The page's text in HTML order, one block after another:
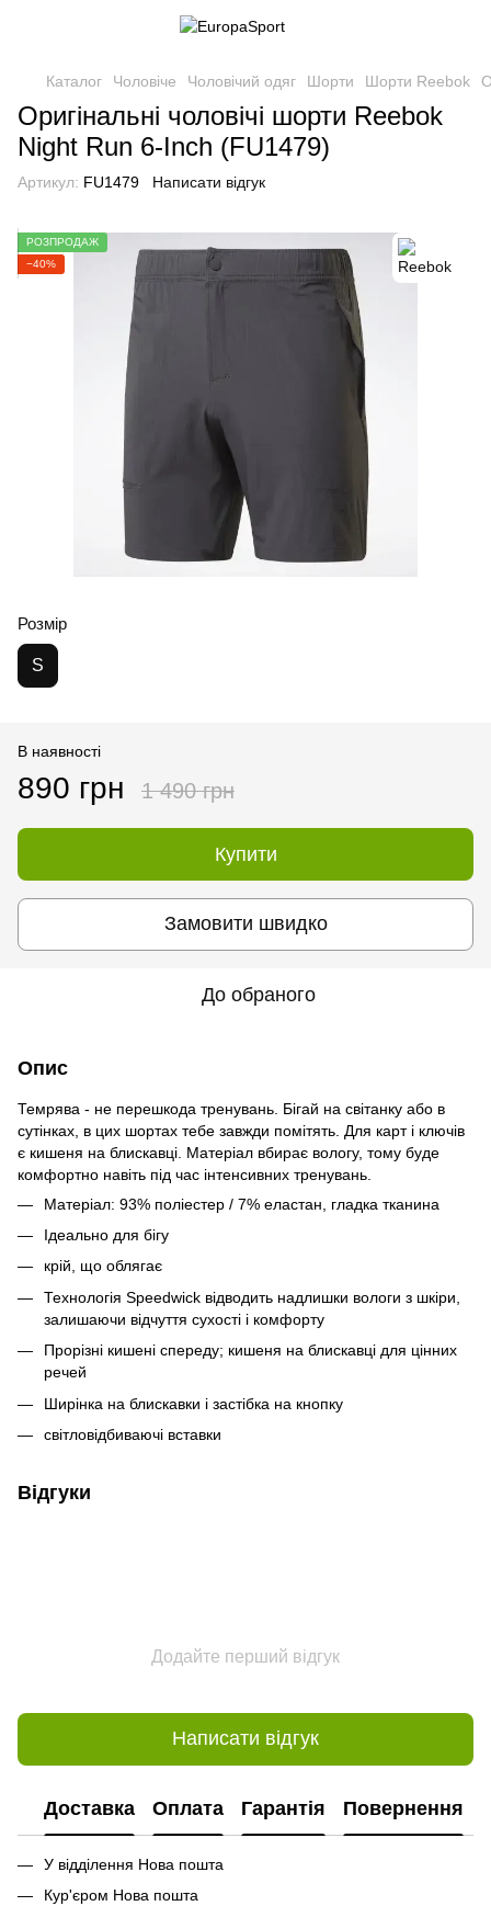
Каталог Чоловіче Чоловічий одяг Шорти Шорти Reebok
Оригінальні чоловічі шорти Reebok
Night Run 6-Inch (FU1479)
Артикул: FU1479 Написати відгук
РОЗПРОДАЖ
−40%
Розмір
S
В наявності
890 грн 1 490 грн
Купити
Замовити швидко
До обраного
Опис
Темрява - не перешкода тренувань. Бігай на світанку або в
сутінках, в цих шортах тебе завжди помітять. Для карт і ключів
є кишеня на блискавці. Матеріал вбирає вологу, тому буде
комфортно навіть під час інтенсивних тренувань.
Матеріал: 93% поліестер / 7% еластан, гладка тканина
Ідеально для бігу
крій, що облягає
Технологія Speedwick відводить надлишки вологи з шкіри,
залишаючи відчуття сухості і комфорту
Прорізні кишені спереду; кишеня на блискавці для цінних
речей
Ширінка на блискавки і застібка на кнопку
світловідбиваючі вставки
Відгуки
Додайте перший відгук
Написати відгук
Доставка Оплата Гарантія Повернення
У відділення Нова пошта
Кур'єром Нова пошта